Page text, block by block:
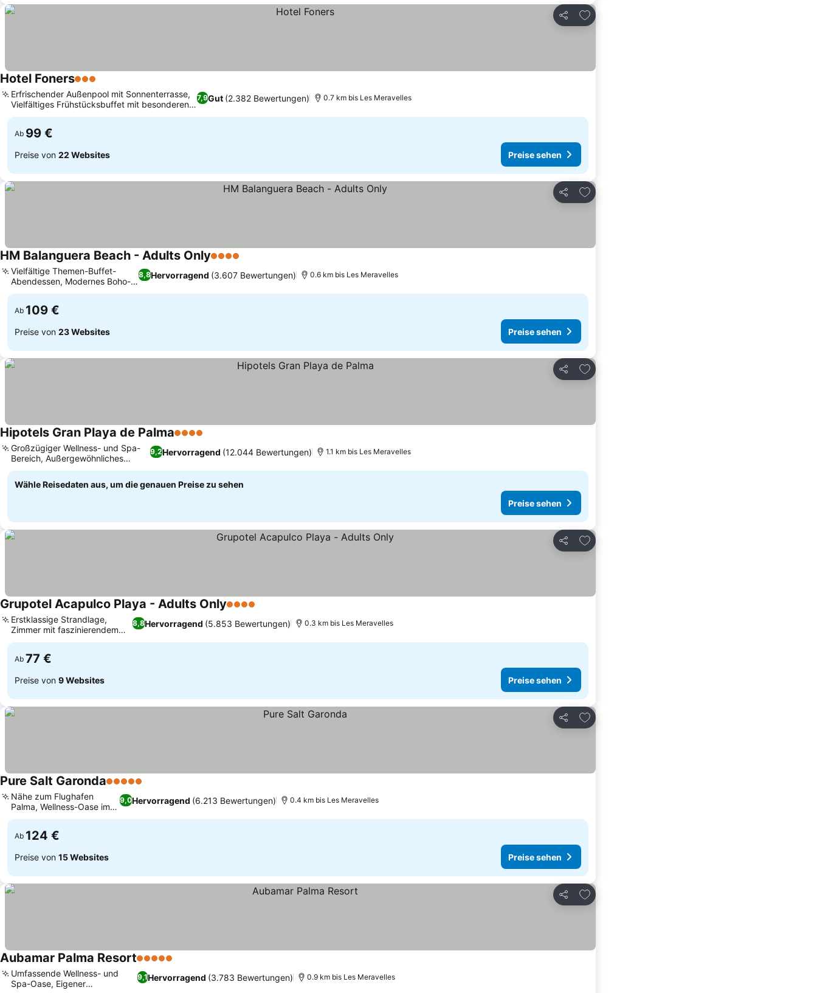
Teilen
Zu Favoriten hinzufügen
Hotel Foners3 Sterne
7,9Gut (2.382 Bewertungen)
Erfrischender Außenpool mit Sonnenterrasse,
Vielfältiges Frühstücksbuffet mit besonderen
Optionen
0.7 km bis Les Meravelles
Ab 99 €
Preise von 22 Websites Preise sehen
Teilen
Zu Favoriten hinzufügen
HM Balanguera Beach - Adults Only4 Sterne
8,8Hervorragend (3.607 Bewertungen)
Vielfältige Themen-Buffet-
Abendessen, Modernes Boho-
Stil-Dekor
0.6 km bis Les Meravelles
Ab 109 €
Preise von 23 Websites Preise sehen
Teilen
Zu Favoriten hinzufügen
Hipotels Gran Playa de Palma4 Sterne
9,2Hervorragend (12.044 Bewertungen)
Großzügiger Wellness- und Spa-
Bereich, Außergewöhnliches
Buffet-Erlebnis
1.1 km bis Les Meravelles
Wähle Reisedaten aus, um die genauen Preise zu sehen
Preise sehen
Teilen
Zu Favoriten hinzufügen
Grupotel Acapulco Playa - Adults Only4 Sterne
8,8Hervorragend (5.853 Bewertungen)
Erstklassige Strandlage,
Zimmer mit faszinierendem
Meerblick
0.3 km bis Les Meravelles
Ab 77 €
Preise von 9 Websites Preise sehen
Teilen
Zu Favoriten hinzufügen
Pure Salt Garonda5 Sterne
9,0Hervorragend (6.213 Bewertungen)
Nähe zum Flughafen
Palma, Wellness-Oase im O
Spa
0.4 km bis Les Meravelles
Ab 124 €
Preise von 15 Websites Preise sehen
Teilen
Zu Favoriten hinzufügen
Aubamar Palma Resort5 Sterne
9,1Hervorragend (3.783 Bewertungen)
Umfassende Wellness- und
Spa-Oase, Eigener
0.9 km bis Les Meravelles